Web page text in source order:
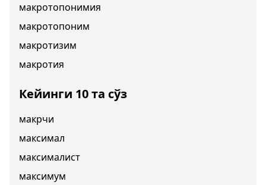
макротопонимия
макротопоним
макротизим
макротия
Кейинги 10 та сўз
макрчи
максимал
максималист
максимум